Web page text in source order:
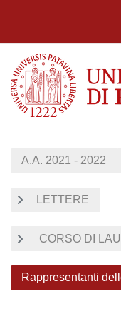
A.A. 2021 - 2022
LETTERE
CORSO DI
Rappresentanti